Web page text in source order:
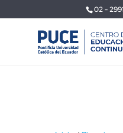
02 -